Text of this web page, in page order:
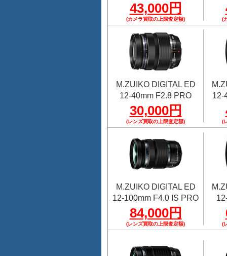
43,000円
(カメラ買取の上限査定額) (
M.ZUIKO DIGITAL ED
12-40mm F2.8 PRO
30,000円
(レンズ買取の上限査定額)
12-
(
M.ZUIKO DIGITAL ED
12-100mm F4.0 IS PRO
84,000円
(レンズ買取の上限査定額) (